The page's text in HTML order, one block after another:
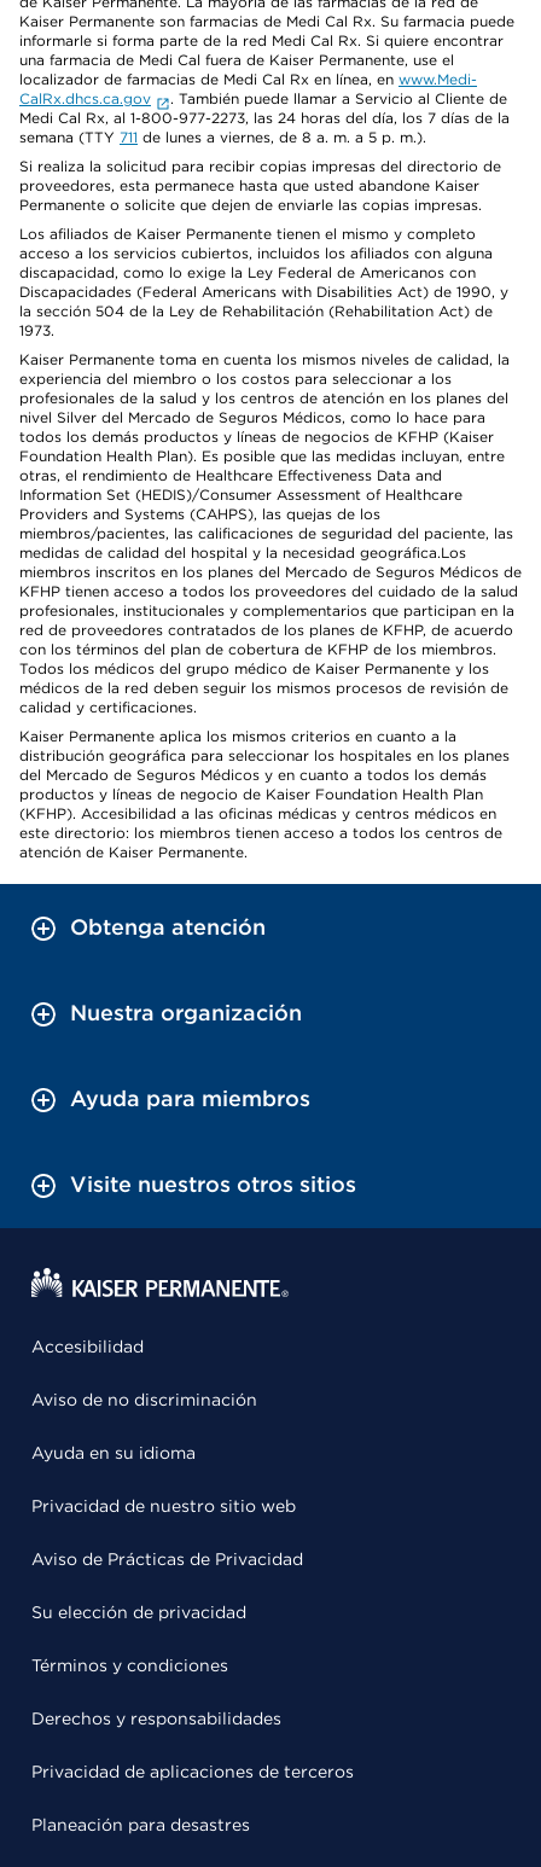
Kaiser Permanente son farmacias de Medi Cal Rx. Su farmacia puede
informarle si forma parte de la red Medi Cal Rx. Si quiere encontrar
una farmacia de Medi Cal fuera de Kaiser Permanente, use el
localizador de farmacias de Medi Cal Rx en línea, en www.Medi-
CalRx.dhcs.ca.gov
. También puede llamar a Servicio al Cliente de
Medi Cal Rx, al 1-800-977-2273, las 24 horas del día, los 7 días de la
semana (TTY 711 de lunes a viernes, de 8 a. m. a 5 p. m.).
Si realiza la solicitud para recibir copias impresas del directorio de
proveedores, esta permanece hasta que usted abandone Kaiser
Permanente o solicite que dejen de enviarle las copias impresas.
Los afiliados de Kaiser Permanente tienen el mismo y completo
acceso a los servicios cubiertos, incluidos los afiliados con alguna
discapacidad, como lo exige la Ley Federal de Americanos con
Discapacidades (Federal Americans with Disabilities Act) de 1990, y
la sección 504 de la Ley de Rehabilitación (Rehabilitation Act) de
1973.
Kaiser Permanente toma en cuenta los mismos niveles de calidad, la
experiencia del miembro o los costos para seleccionar a los
profesionales de la salud y los centros de atención en los planes del
nivel Silver del Mercado de Seguros Médicos, como lo hace para
todos los demás productos y líneas de negocios de KFHP (Kaiser
Foundation Health Plan). Es posible que las medidas incluyan, entre
otras, el rendimiento de Healthcare Effectiveness Data and
Information Set (HEDIS)/Consumer Assessment of Healthcare
Providers and Systems (CAHPS), las quejas de los
miembros/pacientes, las calificaciones de seguridad del paciente, las
medidas de calidad del hospital y la necesidad geográfica.Los
miembros inscritos en los planes del Mercado de Seguros Médicos de
KFHP tienen acceso a todos los proveedores del cuidado de la salud
profesionales, institucionales y complementarios que participan en la
red de proveedores contratados de los planes de KFHP, de acuerdo
con los términos del plan de cobertura de KFHP de los miembros.
Todos los médicos del grupo médico de Kaiser Permanente y los
médicos de la red deben seguir los mismos procesos de revisión de
calidad y certificaciones.
Kaiser Permanente aplica los mismos criterios en cuanto a la
distribución geográfica para seleccionar los hospitales en los planes
del Mercado de Seguros Médicos y en cuanto a todos los demás
productos y líneas de negocio de Kaiser Foundation Health Plan
(KFHP). Accesibilidad a las oficinas médicas y centros médicos en
este directorio: los miembros tienen acceso a todos los centros de
atención de Kaiser Permanente.
Obtenga atención
Nuestra organización
Ayuda para miembros
Visite nuestros otros sitios
Accesibilidad
Aviso de no discriminación
Ayuda en su idioma
Privacidad de nuestro sitio web
Aviso de Prácticas de Privacidad
Su elección de privacidad
Términos y condiciones
Derechos y responsabilidades
Privacidad de aplicaciones de terceros
Planeación para desastres